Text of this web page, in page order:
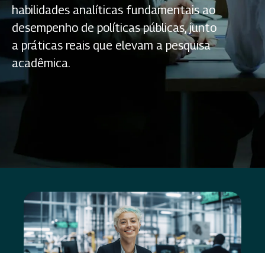
habilidades analíticas fundamentais ao
desempenho de políticas públicas, junto
a práticas reais que elevam a pesquisa
acadêmica.